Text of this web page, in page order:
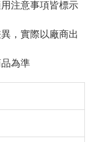
注意事項皆標示
，實際以廠商出
為準